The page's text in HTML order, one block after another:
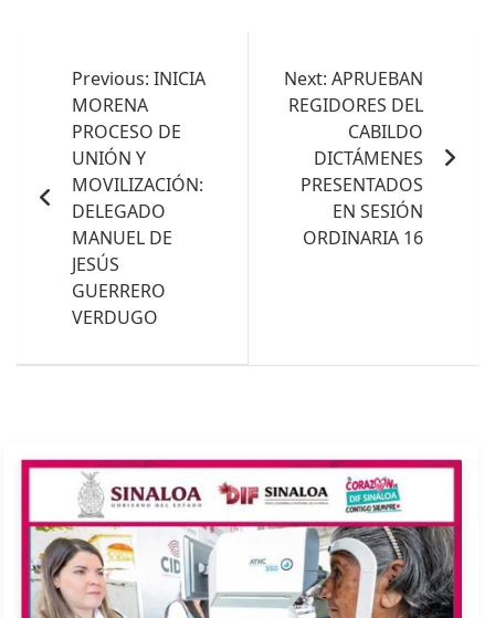
entradas
Previous: INICIA
MORENA
PROCESO DE
UNIÓN Y
MOVILIZACIÓN:
DELEGADO
MANUEL DE
JESÚS
GUERRERO
VERDUGO
Next: APRUEBAN
REGIDORES DEL
CABILDO
DICTÁMENES
PRESENTADOS
EN SESIÓN
ORDINARIA 16